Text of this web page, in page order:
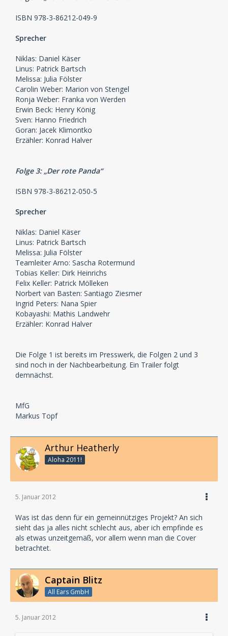
ISBN 978-3-86212-049-9
Sprecher
Niklas: Daniel Käser
Linus: Patrick Bartsch
Melissa: Julia Fölster
Carolin Weber: Marion von Stengel
Ronja Weber: Franka von Werden
Erwin Beck: Henry König
Sven: Hanno Friedrich
Goran: Jacek Klimontko
Erzähler: Konrad Halver
Folge 3: „Der rote Panda“
ISBN 978-3-86212-050-5
Sprecher
Niklas: Daniel Käser
Linus: Patrick Bartsch
Melissa: Julia Fölster
Teamleiter Arno: Sascha Rotermund
Tobias Keller: Dirk Heinrichs
Felix Keller: Patrick Mölleken
Norbert van Basten: Santiago Ziesmer
Ingrid Peters: Nana Spier
Kobayashi: Mathis Landwehr
Erzähler: Konrad Halver
Die Folge 1 ist bereits im Presswerk, die Folgen 2 und 3
sind noch in der Nachbearbeitung. Ein Trailer folgt
demnächst.
MfG
Markus Topf
Arthur Heatherly
Aloha 2011!
5. Januar 2012
Was ist das denn für ein gemeinnütziges Projekt? An sich
sieht das ja alles nicht schlecht aus, aber ich empfinde es
als etwas unzeitgemäß, vor allem wenn man die Cover
betrachtet.
Captain Blitz
All Ears GmbH
5. Januar 2012